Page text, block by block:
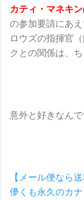
カティ・マネキン
の参加要請にあ
ロウズの指揮官
クとの関係は、
意外と好きなんで
【メール便なら
儚くも永久のカ